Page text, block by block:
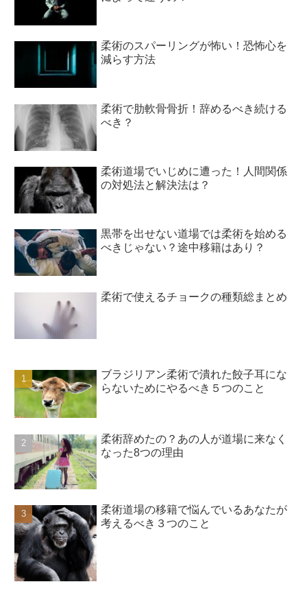
柔術のスパーリングが怖い！恐怖心を
減らす方法
柔術で肋軟骨骨折！辞めるべき続ける
べき？
柔術道場でいじめに遭った！人間関係
の対処法と解決法は？
黒帯を出せない道場では柔術を始める
べきじゃない？途中移籍はあり？
柔術で使えるチョークの種類総まとめ
ブラジリアン柔術で潰れた餃子耳にな
らないためにやるべき５つのこと
柔術辞めたの？あの人が道場に来なく
なった8つの理由
柔術道場の移籍で悩んでいるあなたが
考えるべき３つのこと